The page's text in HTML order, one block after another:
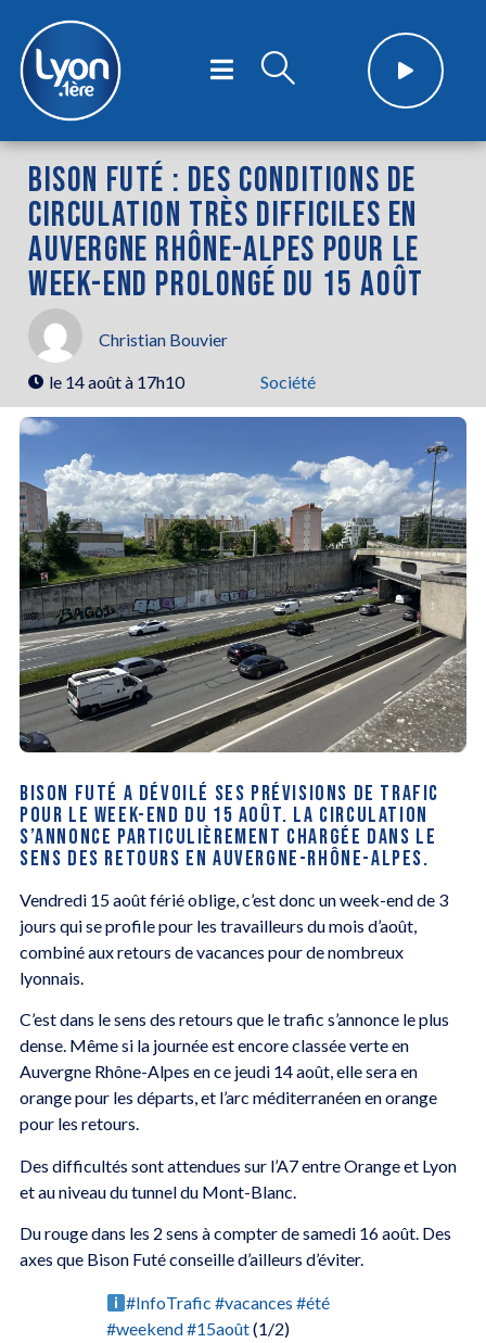
BISON FUTÉ : DES CONDITIONS DE
CIRCULATION TRÈS DIFFICILES EN
AUVERGNE RHÔNE-ALPES POUR LE
WEEK-END PROLONGÉ DU 15 AOÛT
Christian Bouvier
le 14 août à 17h10 Société
BISON FUTÉ A DÉVOILÉ SES PRÉVISIONS DE TRAFIC
POUR LE WEEK-END DU 15 AOÛT. LA CIRCULATION
S’ANNONCE PARTICULIÈREMENT CHARGÉE DANS LE
SENS DES RETOURS EN AUVERGNE-RHÔNE-ALPES.
Vendredi 15 août férié oblige, c’est donc un week-end de 3
jours qui se profile pour les travailleurs du mois d’août,
combiné aux retours de vacances pour de nombreux
lyonnais.
C’est dans le sens des retours que le trafic s’annonce le plus
dense. Même si la journée est encore classée verte en
Auvergne Rhône-Alpes en ce jeudi 14 août, elle sera en
orange pour les départs, et l’arc méditerranéen en orange
pour les retours.
Des difficultés sont attendues sur l’A7 entre Orange et Lyon
et au niveau du tunnel du Mont-Blanc.
Du rouge dans les 2 sens à compter de samedi 16 août. Des
axes que Bison Futé conseille d’ailleurs d’éviter.
#InfoTrafic #vacances #été
#weekend#15août(1/2)